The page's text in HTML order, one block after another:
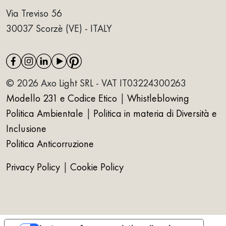
Via Treviso 56
30037 Scorzè (VE) - ITALY
© 2026 Axo Light SRL - VAT IT03224300263
Modello 231 e Codice Etico
Whistleblowing
Politica Ambientale
Politica in materia di Diversità e
Inclusione
Politica Anticorruzione
Privacy Policy
Cookie Policy